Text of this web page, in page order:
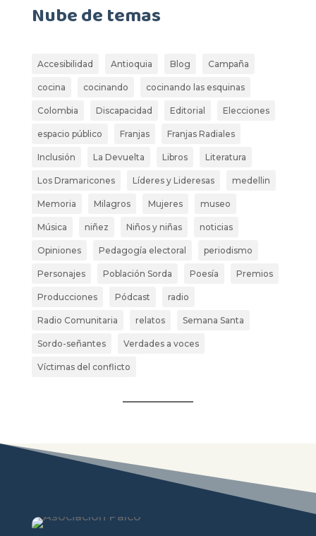
Nube de temas
Accesibilidad Antioquia Blog Campaña
cocina cocinando cocinando las esquinas
Colombia Discapacidad Editorial Elecciones
espacio público Franjas Franjas Radiales
Inclusión La Devuelta Libros Literatura
Los Dramaricones Líderes y Lideresas medellin
Memoria Milagros Mujeres museo
Música niñez Niños y niñas noticias
Opiniones Pedagogía electoral periodismo
Personajes Población Sorda Poesía Premios
Producciones Pódcast radio
Radio Comunitaria relatos Semana Santa
Sordo-señantes Verdades a voces
Víctimas del conflicto